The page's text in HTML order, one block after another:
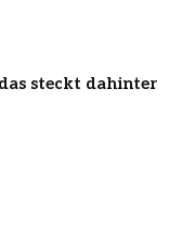
steckt dahinter